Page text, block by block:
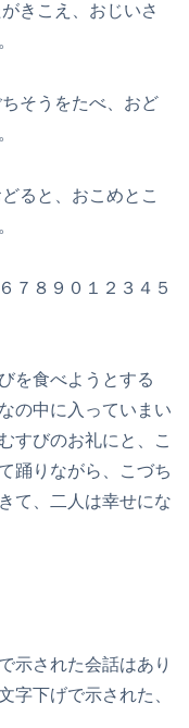
きこえ、おじいさ
そうをたべ、おど
ると、おこめとこ
７８９０１２３４５
を食べようとする
の中に入っていまい
すびのお礼にと、こ
踊りながら、こづち
て、二人は幸せにな
示された会話はあり
字下げで示された、